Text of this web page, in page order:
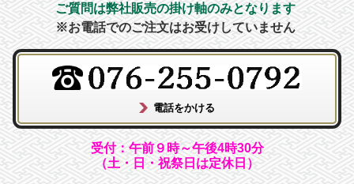
ご質問は弊社販売の掛け軸のみとなります
※お電話でのご注文はお受けしていません
受付：午前９時～午後4時30分
（土・日・祝祭日は定休日）